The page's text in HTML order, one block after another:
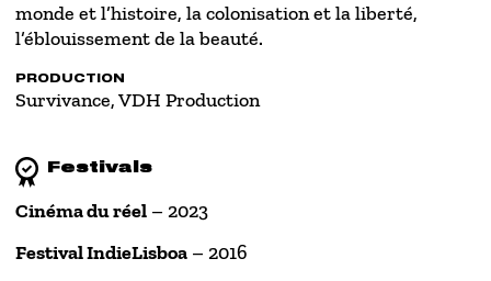
monde et l’histoire, la colonisation et la liberté,
l’éblouissement de la beauté.
PRODUCTION
Survivance, VDH Production
Festivals
Cinéma du réel – 2023
Festival IndieLisboa – 2016